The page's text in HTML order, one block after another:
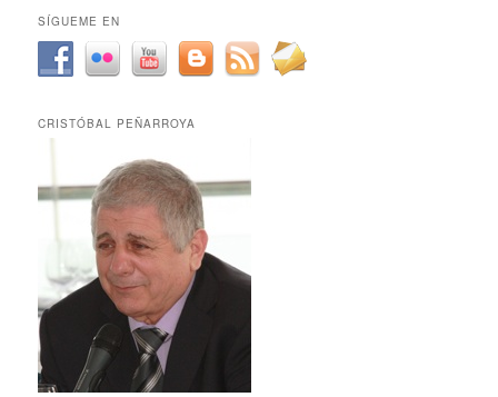
SÍGUEME EN
CRISTÓBAL PEÑARROYA